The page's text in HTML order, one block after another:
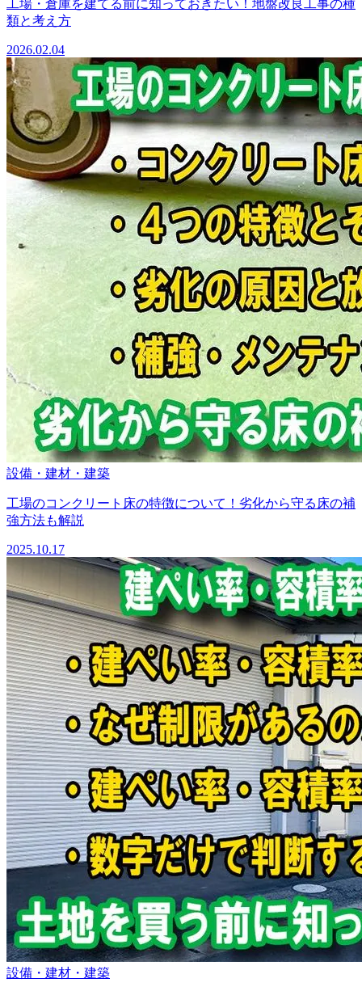
工場・倉庫を建てる前に知っておきたい！地盤改良工事の種
類と考え方
2026.02.04
設備・建材・建築
工場のコンクリート床の特徴について！劣化から守る床の補
強方法も解説
2025.10.17
設備・建材・建築